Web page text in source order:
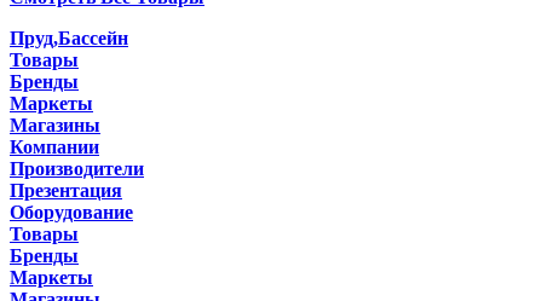
Пруд,Бассейн
Товары
Бренды
Маркеты
Магазины
Компании
Производители
Презентация
Оборудование
Товары
Бренды
Маркеты